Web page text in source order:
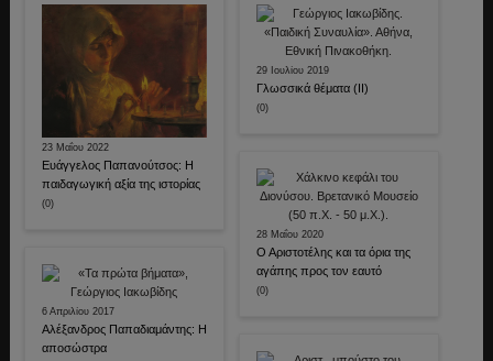
23 Μαΐου 2022
Ευάγγελος Παπανούτσος: Η
παιδαγωγική αξία της ιστορίας
(0)
6 Απριλίου 2017
Αλέξανδρος Παπαδιαμάντης: Η
αποσώστρα
29 Ιουλίου 2019
Γλωσσικά θέματα (ΙΙ)
(0)
28 Μαΐου 2020
Ο Αριστοτέλης και τα όρια της
αγάπης προς τον εαυτό
(0)